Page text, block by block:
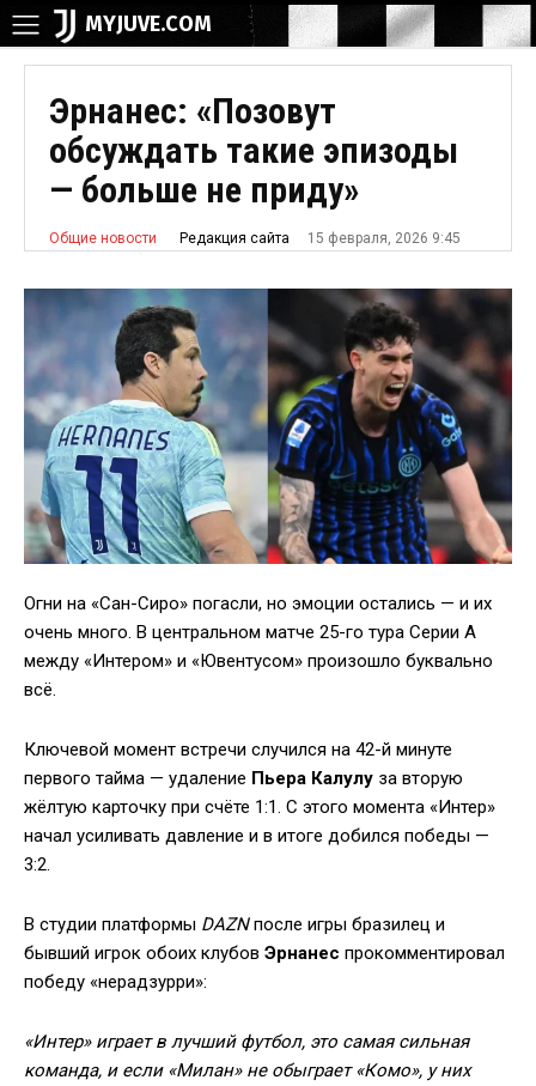
MYJUVE.COM
Эрнанес: «Позовут
обсуждать такие эпизоды
— больше не приду»
Общие новости Редакция сайта 15 февраля, 2026 9:45
Огни на «Сан-Сиро» погасли, но эмоции остались — и их
очень много. В центральном матче 25-го тура Серии А
между «Интером» и «Ювентусом» произошло буквально
всё.
Ключевой момент встречи случился на 42-й минуте
первого тайма — удаление Пьера Калулу за вторую
жёлтую карточку при счёте 1:1. С этого момента «Интер»
начал усиливать давление и в итоге добился победы —
3:2.
В студии платформы DAZNпосле игры бразилец и
бывший игрок обоих клубов Эрнанес прокомментировал
победу «нерадзурри»:
«Интер» играет в лучший футбол, это самая сильная
команда, и если «Милан» не обыграет «Комо», у них